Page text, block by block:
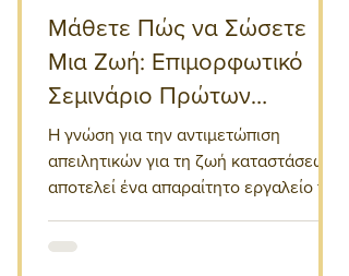
Μάθετε Πώς να Σώσετε
Μια Ζωή: Επιμορφωτικό
Σεμινάριο Πρώτων
Βοηθειών
Η γνώση για την αντιμετώπιση
απειλητικών για τη ζωή καταστάσεων
αποτελεί ένα απαραίτητο εργαλείο για